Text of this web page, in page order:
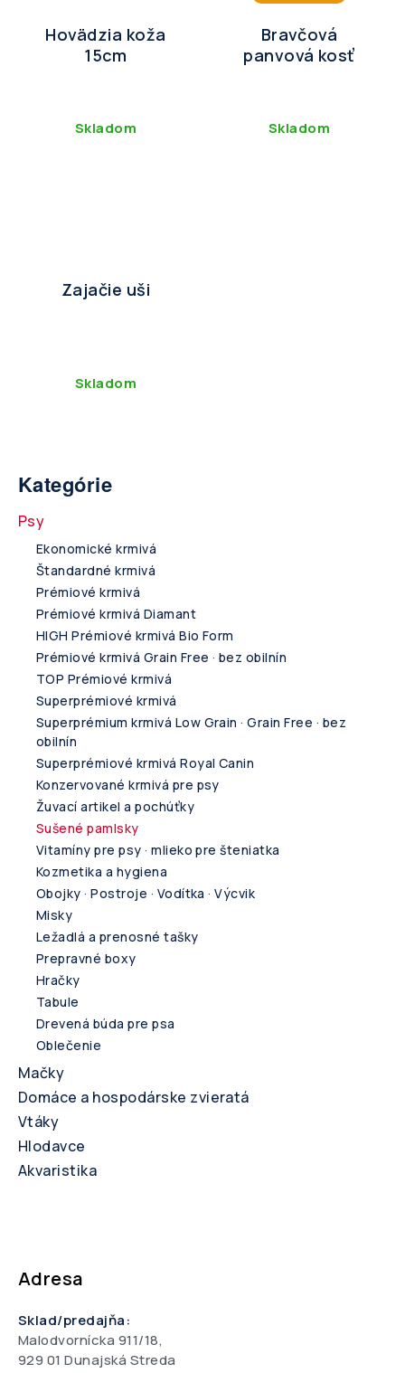
Hovädzia koža
15cm
Skladom
Bravčová
panvová kosť
Skladom
Zajačie uši
Skladom
Kategórie
Psy
Ekonomické krmivá
Štandardné krmivá
Prémiové krmivá
Prémiové krmivá Diamant
HIGH Prémiové krmivá Bio Form
Prémiové krmivá Grain Free · bez obilnín
TOP Prémiové krmivá
Superprémiové krmivá
Superprémium krmivá Low Grain · Grain Free · bez
obilnín
Superprémiové krmivá Royal Canin
Konzervované krmivá pre psy
Žuvací artikel a pochúťky
Sušené pamlsky
Vitamíny pre psy · mlieko pre šteniatka
Kozmetika a hygiena
Obojky · Postroje · Vodítka · Výcvik
Misky
Ležadlá a prenosné tašky
Prepravné boxy
Hračky
Tabule
Drevená búda pre psa
Oblečenie
Mačky
Domáce a hospodárske zvieratá
Vtáky
Hlodavce
Akvaristika
Adresa
Sklad/predajňa:
Malodvornícka 911/18,
929 01 Dunajská Streda